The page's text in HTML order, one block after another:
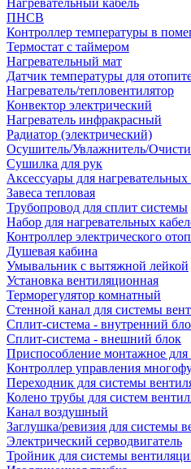
Нагревательный кабель
ПНСВ
Контроллер температуры в
Термостат с таймером
Нагревательный мат
Датчик температуры для
Нагреватель/тепловентилятор
Конвектор электрический
Нагреватель инфракрасный
Радиатор (электрический)
Осушитель/Увлажнитель/
Сушилка для рук
Аксессуары для нагревательных
Завеса тепловая
Трубопровод для сплит системы
Набор для нагревательных
Контроллер электрического
Душевая кабина
Умывальник с вытяжной лейкой
Установка вентиляционная
Терморегулятор комнатный
Стенной канал для системы
Сплит-система - внутренний
Сплит-система - внешний блок
Приспособление монтажное для
Контроллер управления
Переходник для системы
Колено трубы для систем
Канал воздушный
Заглушка/ревизия для системы
Электрический серводвигатель
Тройник для системы